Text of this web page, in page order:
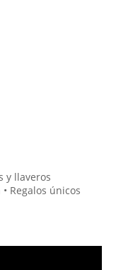
y llaveros
Regalos únicos